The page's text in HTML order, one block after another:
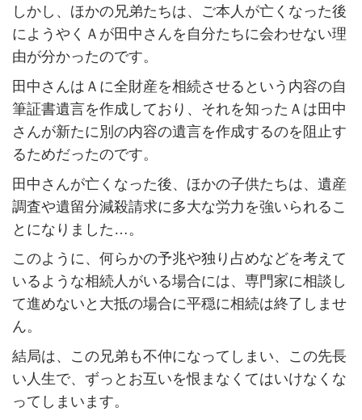
しかし、ほかの兄弟たちは、ご本人が亡くなった後
にようやくＡが田中さんを自分たちに会わせない理
由が分かったのです。
田中さんはＡに全財産を相続させるという内容の自
筆証書遺言を作成しており、それを知ったＡは田中
さんが新たに別の内容の遺言を作成するのを阻止す
るためだったのです。
田中さんが亡くなった後、ほかの子供たちは、遺産
調査や遺留分減殺請求に多大な労力を強いられるこ
とになりました…。
このように、何らかの予兆や独り占めなどを考えて
いるような相続人がいる場合には、専門家に相談し
て進めないと大抵の場合に平穏に相続は終了しませ
ん。
結局は、この兄弟も不仲になってしまい、この先長
い人生で、ずっとお互いを恨まなくてはいけなくな
ってしまいます。